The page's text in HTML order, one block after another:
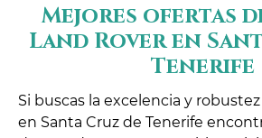
Mejores ofertas
Land Rover en
Tenerife
Si buscas la excelencia y
en Santa Cruz de Tenerife